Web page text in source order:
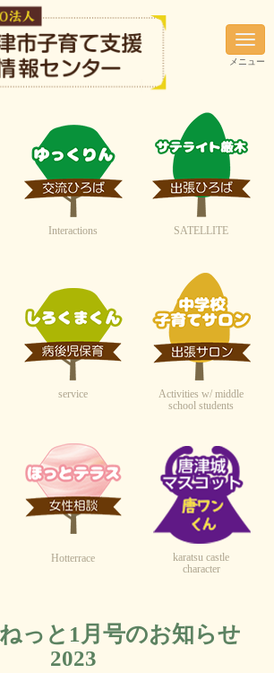
N
a
v
i
o
メニュー
Interactions SATELLITE
service
Activities w/ middle
school students
Hotterrace
karatsu castle
character
っと1月号のお知らせ
2023